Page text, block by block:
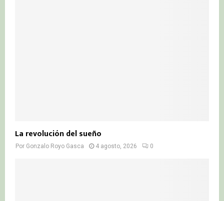
La revolución del sueño
Por Gonzalo Royo Gasca 4 agosto, 2026 0